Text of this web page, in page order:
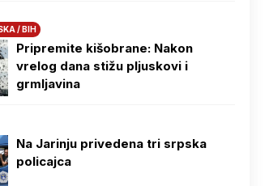
/ BIH
Pripremite kišobrane: Nakon
vrelog dana stižu pljuskovi i
grmljavina
Na Јarinju privedena tri srpska
policajca